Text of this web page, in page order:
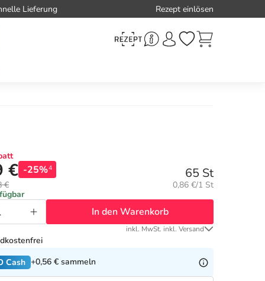
Lieferung Rezept einlösen
€ -25%4
€
65 St
Grundpreis:
0,86 €/1 St
In den Warenkorb
inkl. MwSt. inkl. Versand
Cash +0,56 € sammeln